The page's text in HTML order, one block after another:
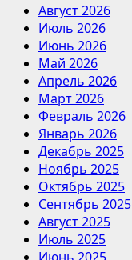
Август 2026
Июль 2026
Июнь 2026
Май 2026
Апрель 2026
Март 2026
Февраль 2026
Январь 2026
Декабрь 2025
Ноябрь 2025
Октябрь 2025
Сентябрь 2025
Август 2025
Июль 2025